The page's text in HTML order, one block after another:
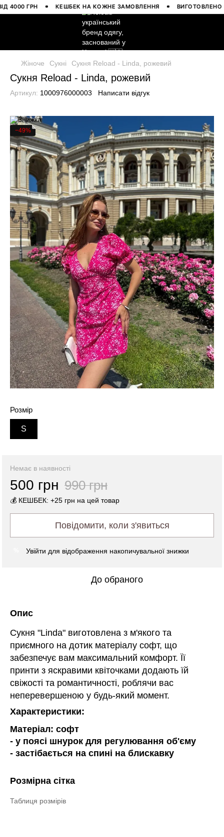
ГРН КЕШБЕК НА КОЖНЕ ЗАМОВЛЕННЯ ВИГОТОВЛЕНО В
Жіноче Сукні Сукня Reload - Linda, рожевий
Сукня Reload - Linda, рожевий
Артикул: 1000976000003 Написати відгук
−49%
Розмір
S
Немає в наявності
500 грн 990 грн
💰 КЕШБЕК: +25 грн на цей товар
Повідомити, коли з'явиться
Увійти для відображення накопичувальної знижки
До обраного
Опис
Сукня "Linda" виготовлена з м'якого та
приємного на дотик матеріалу софт, що
забезпечує вам максимальний комфорт. Її
принти з яскравими квіточками додають їй
свіжості та романтичності, роблячи вас
неперевершеною у будь-який момент.
Характеристики:
Матеріал: софт
- у поясі шнурок для регулювання об'єму
- застібається на спині на блискавку
Розмірна сітка
Таблиця розмірів